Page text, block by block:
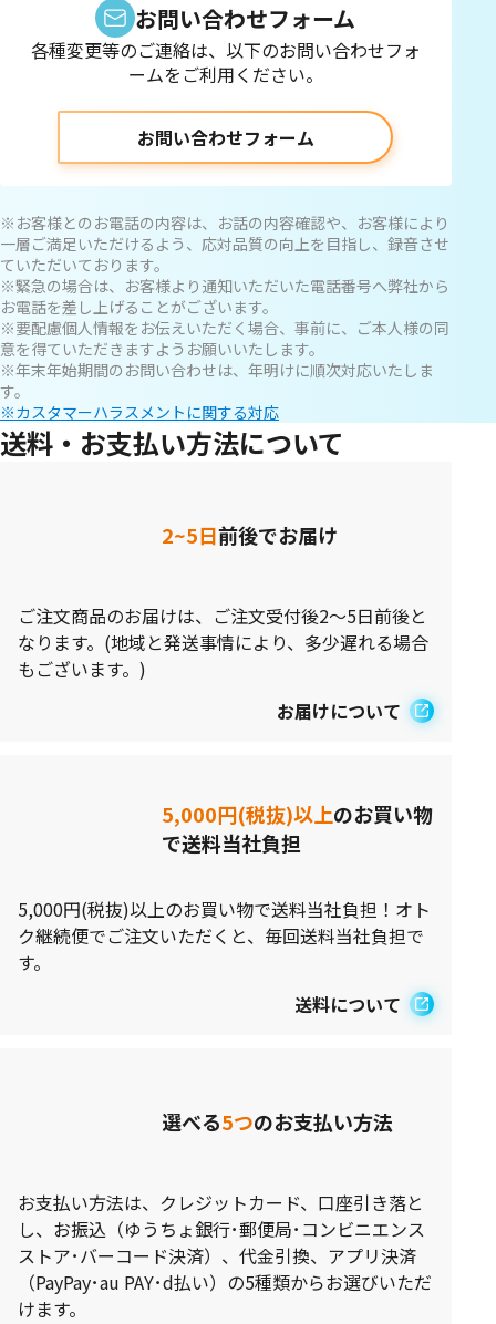
お問い合わせフォーム
各種変更等のご連絡は、以下のお問い合わせフォ
ームをご利用ください。
お問い合わせフォーム
※お客様とのお電話の内容は、お話の内容確認や、お客様により
一層ご満足いただけるよう、応対品質の向上を目指し、録音させ
ていただいております。
※緊急の場合は、お客様より通知いただいた電話番号へ弊社から
お電話を差し上げることがございます。
※要配慮個人情報をお伝えいただく場合、事前に、ご本人様の同
意を得ていただきますようお願いいたします。
※年末年始期間のお問い合わせは、年明けに順次対応いたしま
す。
※カスタマーハラスメントに関する対応
送料・お支払い方法について
2~5日前後でお届け
ご注文商品のお届けは、ご注文受付後2～5日前後と
なります。(地域と発送事情により、多少遅れる場合
もございます。)
お届けについて
5,000円(税抜)以上のお買い物
で送料当社負担
5,000円(税抜)以上のお買い物で送料当社負担！オト
ク継続便でご注文いただくと、毎回送料当社負担で
す。
送料について
選べる5つのお支払い方法
お支払い方法は、クレジットカード、口座引き落と
し、お振込（ゆうちょ銀行･郵便局･コンビニエンス
ストア･バーコード決済）、代金引換、アプリ決済
（PayPay･au PAY･d払い）の5種類からお選びいただ
けます。